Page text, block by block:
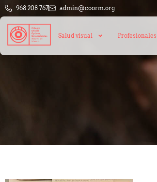
968 208 767 admin@coorm.org
Salud visual Profesionales